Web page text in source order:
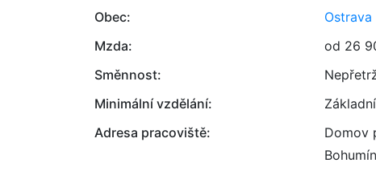
Obec:
Ostrava
Mzda:
od 26
Směnnost:
Minimální vzdělání:
Adresa pracoviště:
Domov